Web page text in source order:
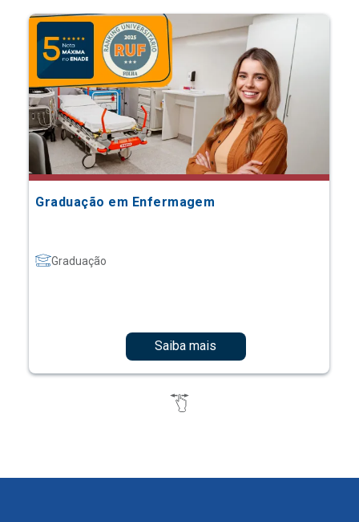
Graduação em Enfermagem
Graduação
Saiba mais